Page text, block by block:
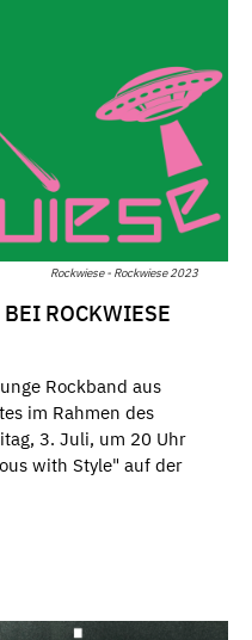
Rockwiese - Rockwiese 2023
BEI ROCKWIESE
Rockband aus
im Rahmen des
3. Juli, um 20 Uhr
with Style" auf der